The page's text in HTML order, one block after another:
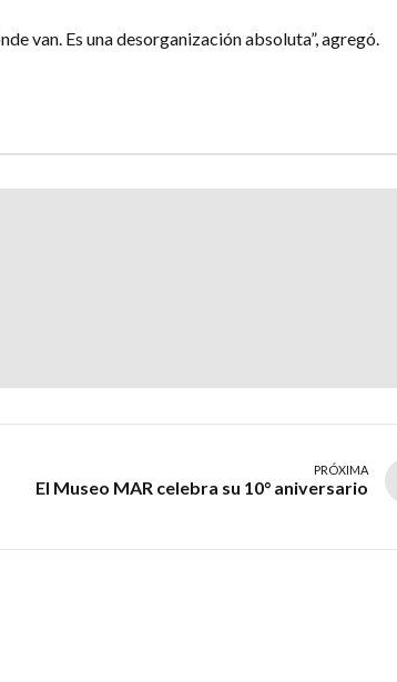
van. Es una desorganización absoluta”, agregó.
PRÓXIMA
El Museo MAR celebra su 10° aniversario